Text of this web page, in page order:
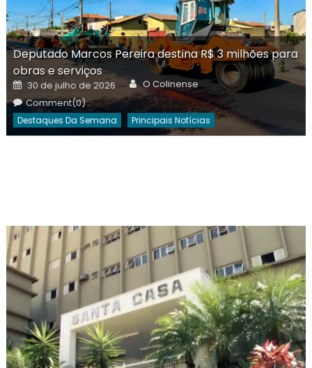
Deputado Marcos Pereira destina R$ 3 milhões para
obras e serviços
Posted
on
30 de julho de 2026 Author
O Colinense
Comment(0)
Destaques Da Semana Principais Notícias